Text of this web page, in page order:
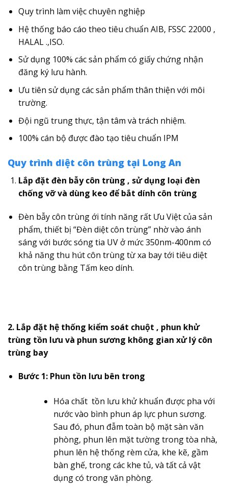
Quy trình làm việc chuyên nghiệp
Hệ thống báo cáo theo tiêu chuẩn AIB, FSSC 22000 ,
HALAL .,ISO.
Sử dụng 100% các sản phẩm có giấy chứng nhận
đăng ký lưu hành.
Ưu tiên sử dụng các sản phẩm thân thiện với môi
trường.
Đội ngũ trung thực, tận tâm và trách nhiệm.
100% cán bộ được đào tạo tiêu chuẩn IPM
Quy trình diệt côn trùng tại Long An
Lắp đặt đèn bẫy côn trùng , sử dụng loại đèn
chống vỡ và dùng keo để bắt dính côn trùng
Đèn bẫy côn trùng ới tính năng rất Ưu Việt của sản
phẩm, thiết bị “Đèn diệt côn trùng” nhờ vào ánh
sáng với bước sóng tia UV ở mức 350nm-400nm có
khả năng thu hút côn trùng từ xa bay tới tiêu diệt
côn trùng bằng Tấm keo dính.
2. Lắp đặt hệ thống kiểm soát chuột , phun khử
trùng tồn lưu và phun sương không gian xử lý côn
trùng bay
Bước 1: Phun tồn lưu bên trong
Hóa chất tồn lưu khử khuẩn được pha với
nước vào bình phun áp lực phun sương.
Sau đó, phun đẫm toàn bộ mặt sàn văn
phòng, phun lên mặt tường trong tòa nhà,
phun lên hệ thống rèm cửa, khe kẽ, gầm
bàn ghế, trong các khe tủ, và tất cả vật
dụng có trong văn phòng.